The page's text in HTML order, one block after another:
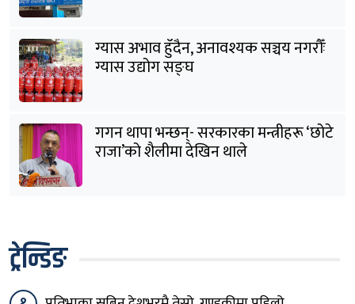
ग्यास अभाव हुँदैन, अनावश्यक सञ्चय नगरौँः
ग्यास उद्योग सङ्घ
गगन थापा भन्छन्- सरकारका मन्त्रीहरू ‘छोटे
राजा’को शैलीमा देखिन थाले
ट्रेन्डिङ